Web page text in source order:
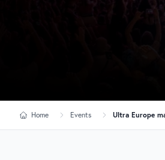
Home Events